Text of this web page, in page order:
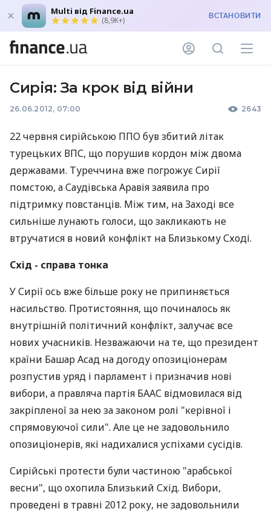
Multi від Finance.ua
(8,9K+) ВСТАНОВИТИ
Сирія: За крок від війни
26.06.2012, 07:00 2643
22 червня сирійською ППО був збитий літак
турецьких ВПС, що порушив кордон між двома
державами. Туреччина вже погрожує Сирії
помстою, а Саудівська Аравія заявила про
підтримку повстанців. Між тим, на Заході все
сильніше лунають голоси, що закликають не
втручатися в новий конфлікт на Близькому Сході.
Схід - справа тонка
У Сирії ось вже більше року не припиняється
насильство. Протистояння, що починалось як
внутрішній політичний конфлікт, залучає все
нових учасників. Незважаючи на те, що президент
країни Башар Асад на догоду опозиціонерам
розпустив уряд і парламент і призначив нові
вибори, а правляча партія БААС відмовилася від
закріпленої за нею за законом ролі "керівної і
спрямовуючої сили". Але це не задовольнило
опозиціонерів, які надихалися успіхами сусідів.
Сирійські протести були частиною "арабської
весни", що охопила Близький Схід. Вибори,
проведені в травні 2012 року, не задовольнили